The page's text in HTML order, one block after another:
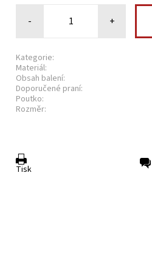
- +
Kategorie:
Materiál:
Obsah balení:
Doporučené praní:
Poutko:
Rozměr:
Tisk